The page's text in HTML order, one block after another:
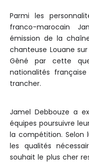
Parmi les
franco-marocain
émission de la
chanteuse Louane
Gêné par cette
nationalités
trancher.
Jamel Debbouze a
équipes poursuivre
la compétition. Selon
les qualités
souhait le plus cher